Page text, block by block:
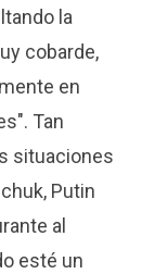
la
cobarde,
en
Tan
situaciones
Putin
al
esté un